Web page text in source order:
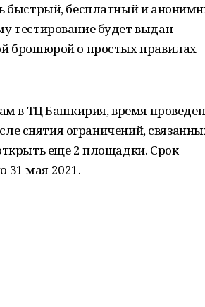
быстрый, бесплатный и
тестирование будет выдан
брошюрой о простых правилах
в ТЦ Башкирия, время
снятия ограничений,
еще 2 площадки. Срок
31 мая 2021.